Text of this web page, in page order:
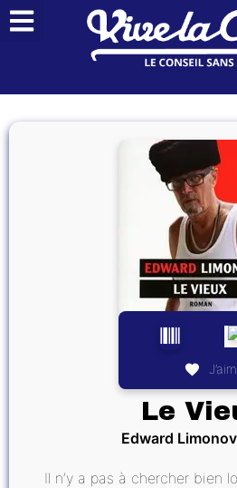
Le
Edward Limonov
Il n’y a pas à chercher bien